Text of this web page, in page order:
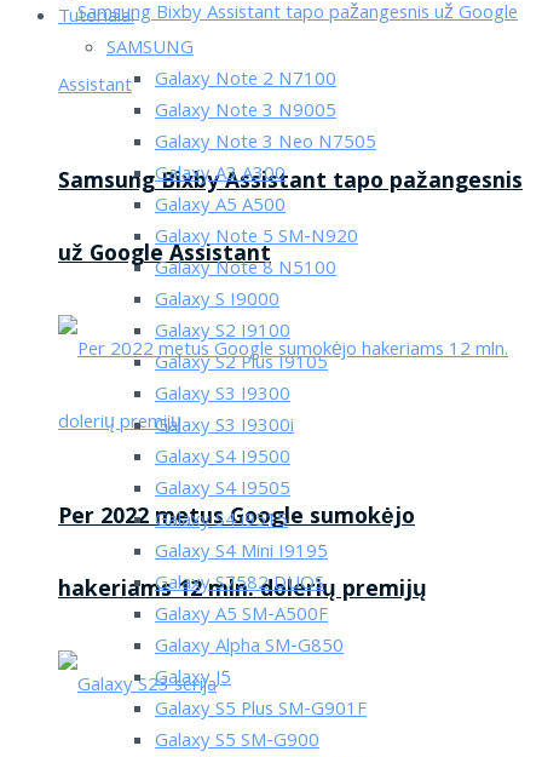
Samsung Bixby Assistant tapo pažangesnis
už Google Assistant
Per 2022 metus Google sumokėjo
hakeriams 12 mln. dolerių premijų
Tutorialai
SAMSUNG
Galaxy Note 2 N7100
Galaxy Note 3 N9005
Galaxy Note 3 Neo N7505
Galaxy A3 A300
Galaxy A5 A500
Galaxy Note 5 SM-N920
Galaxy Note 8 N5100
Galaxy S I9000
Galaxy S2 I9100
Galaxy S2 Plus I9105
Galaxy S3 I9300
Galaxy S3 I9300i
Galaxy S4 I9500
Galaxy S4 I9505
Galaxy S4 i9515
Galaxy S4 Mini I9195
Galaxy S7582 DUOS
Galaxy A5 SM-A500F
Galaxy Alpha SM-G850
Galaxy J5
Galaxy S5 Plus SM-G901F
Galaxy S5 SM-G900